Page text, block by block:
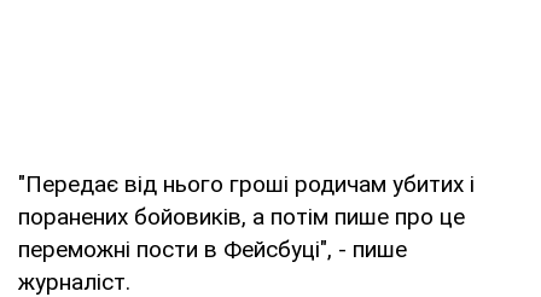
"Передає від нього гроші родичам убитих і
поранених бойовиків, а потім пише про це
переможні пости в Фейсбуці", - пише
журналіст.